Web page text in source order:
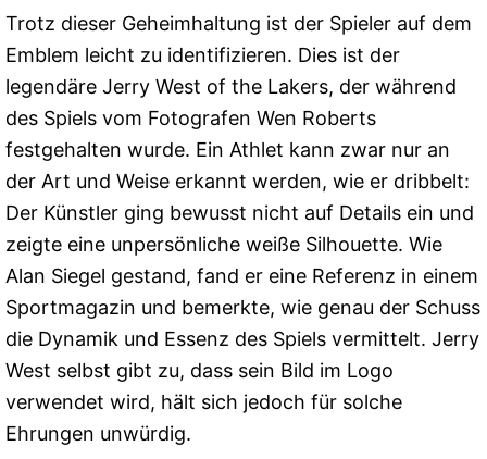
Trotz dieser Geheimhaltung ist der Spieler auf dem
Emblem leicht zu identifizieren. Dies ist der
legendäre Jerry West of the Lakers, der während
des Spiels vom Fotografen Wen Roberts
festgehalten wurde. Ein Athlet kann zwar nur an
der Art und Weise erkannt werden, wie er dribbelt:
Der Künstler ging bewusst nicht auf Details ein und
zeigte eine unpersönliche weiße Silhouette. Wie
Alan Siegel gestand, fand er eine Referenz in einem
Sportmagazin und bemerkte, wie genau der Schuss
die Dynamik und Essenz des Spiels vermittelt. Jerry
West selbst gibt zu, dass sein Bild im Logo
verwendet wird, hält sich jedoch für solche
Ehrungen unwürdig.